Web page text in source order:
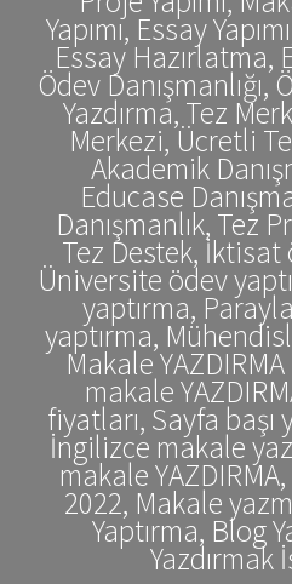
Yapımı, Essay
Essay Hazırlatma,
Ödev Danışmanlığı,
Yazdırma, Tez
Merkezi, Ücretli
Akademik
Educase
Danışmanlık, Tez
Tez Destek, İktisat
Üniversite ödev
yaptırma,
yaptırma,
Makale
makale
fiyatları, Sayfa başı
İngilizce makale
makale
2022, Makale
Yaptırma, Blog
Yazdırmak